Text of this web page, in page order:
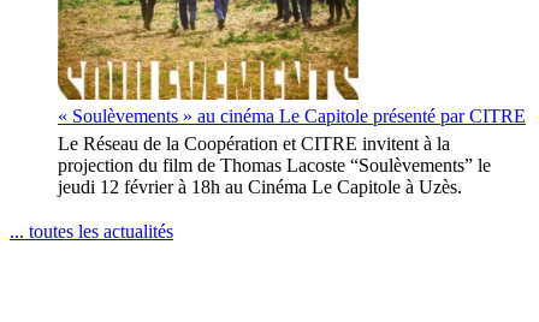
« Soulèvements » au cinéma Le Capitole présenté par CITRE
Le Réseau de la Coopération et CITRE invitent à la
projection du film de Thomas Lacoste “Soulèvements” le
jeudi 12 février à 18h au Cinéma Le Capitole à Uzès.
... toutes les actualités